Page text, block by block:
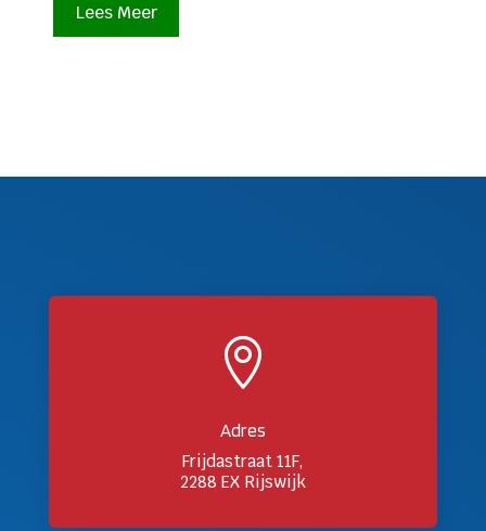
Lees Meer

Adres
Frijdastraat 11F,
2288 EX Rijswijk